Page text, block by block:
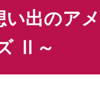
い出のア
Ⅱ～